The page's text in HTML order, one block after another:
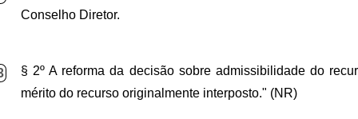
Conselho Diretor.
§ 2º A reforma da decisão sobre admissibilidade do
mérito do recurso originalmente interposto." (NR)